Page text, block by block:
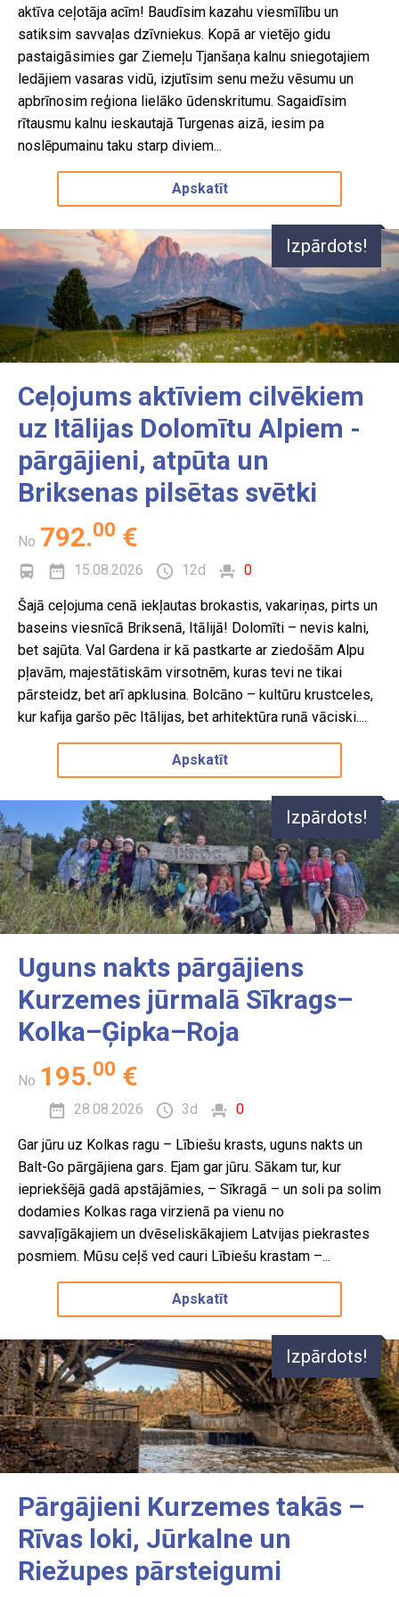
Bosnija un Hercegovina
Brazīlija
Čehija
Eiropa
Francija
Igaunija
Indonēzija
Islande
Itālija
Ķīna
Kipra
Kostarika
Latvija
Lielbritānija
Lietuva
Norvēģija
Paragvaja
Peru
Polija
Portugāle
Rumānija
Slovākija
Somija
Spānija
Šrilanka
Šveice
Tanzānija
Turcija
Vācija
Vjetnama
Zanzibāra
Zviedrija
Daba
Kultūra
Pārgājieni
Piedzīvojumi
Pilsētas
Svētceļojumi
Teātri
Koncerti
Bērniem
Dārzi
Parki
Cena
0 €
4627 €
Atlasīt
aktīva ceļotāja acīm! Baudīsim kazahu viesmīlību un
satiksim savvaļas dzīvniekus. Kopā ar vietējo gidu
pastaigāsimies gar Ziemeļu Tjanšaņa kalnu sniegotajiem
ledājiem vasaras vidū, izjutīsim senu mežu vēsumu un
apbrīnosim reģiona lielāko ūdenskritumu. Sagaidīsim
rītausmu kalnu ieskautajā Turgenas aizā, iesim pa
noslēpumainu taku starp diviem...
Apskatīt
Izpārdots!
Ceļojums aktīviem cilvēkiem
uz Itālijas Dolomītu Alpiem -
pārgājieni, atpūta un
Briksenas pilsētas svētki
No 792.00 €
15.08.2026 12d 0
Šajā ceļojuma cenā iekļautas brokastis, vakariņas, pirts un
baseins viesnīcā Briksenā, Itālijā! Dolomīti – nevis kalni,
bet sajūta. Val Gardena ir kā pastkarte ar ziedošām Alpu
pļavām, majestātiskām virsotnēm, kuras tevi ne tikai
pārsteidz, bet arī apklusina. Bolcāno – kultūru krustceles,
kur kafija garšo pēc Itālijas, bet arhitektūra runā vāciski....
Apskatīt
Izpārdots!
Uguns nakts pārgājiens
Kurzemes jūrmalā Sīkrags–
Kolka–Ģipka–Roja
No 195.00 €
28.08.2026 3d 0
Gar jūru uz Kolkas ragu – Lībiešu krasts, uguns nakts un
Balt-Go pārgājiena gars. Ejam gar jūru. Sākam tur, kur
iepriekšējā gadā apstājāmies, – Sīkragā – un soli pa solim
dodamies Kolkas raga virzienā pa vienu no
savvaļīgākajiem un dvēseliskākajiem Latvijas piekrastes
posmiem. Mūsu ceļš ved cauri Lībiešu krastam –...
Apskatīt
Izpārdots!
Pārgājieni Kurzemes takās –
Rīvas loki, Jūrkalne un
Riežupes pārsteigumi